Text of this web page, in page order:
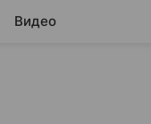
Видео